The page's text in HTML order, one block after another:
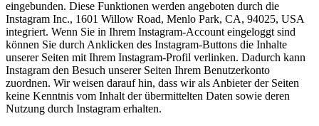
eingebunden. Diese Funktionen werden angeboten durch die
Instagram Inc., 1601 Willow Road, Menlo Park, CA, 94025, USA
integriert. Wenn Sie in Ihrem Instagram-Account eingeloggt sind
können Sie durch Anklicken des Instagram-Buttons die Inhalte
unserer Seiten mit Ihrem Instagram-Profil verlinken. Dadurch kann
Instagram den Besuch unserer Seiten Ihrem Benutzerkonto
zuordnen. Wir weisen darauf hin, dass wir als Anbieter der Seiten
keine Kenntnis vom Inhalt der übermittelten Daten sowie deren
Nutzung durch Instagram erhalten.